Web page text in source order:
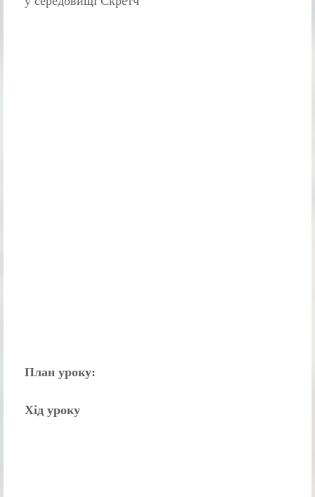
План уроку:
Хід уроку